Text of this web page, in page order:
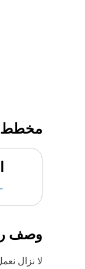
مخطط
وصف
لا نزال